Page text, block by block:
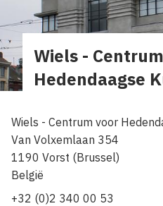
Wiels -
Hedendaagse
Wiels - Centrum voor
Van Volxemlaan 354
1190 Vorst (Brussel)
België
+32 (0)2 340 00 53